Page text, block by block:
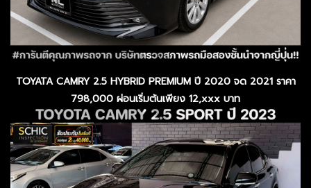
TOYATA CAMRY 2.5 HYBRID PREMIUM ปี 2020 จด 2021 ราคา
798,000 ผ่อนเริ่มต้นเพียง 12,xxx บาท